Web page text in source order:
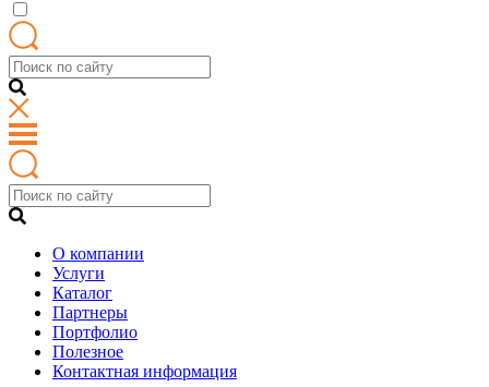
О компании
Услуги
Каталог
Партнеры
Портфолио
Полезное
Контактная информация